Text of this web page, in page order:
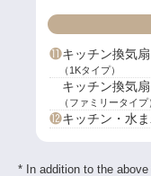
⓫キッチン換気扇
（1Kタイプ）
キッチン換気扇
（ファミリータイプ
⓬キッチン・水ま
* In addition to the